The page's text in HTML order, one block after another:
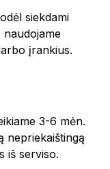
siekdami
naudojame
įrankius.
3-6 mėn.
nepriekaištingą
iš serviso.